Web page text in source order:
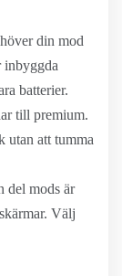
din mod
inbyggda
batterier.
till premium.
utan att tumma
del mods är
Välj